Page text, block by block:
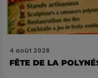
4 août 2026
FÊTE DE LA